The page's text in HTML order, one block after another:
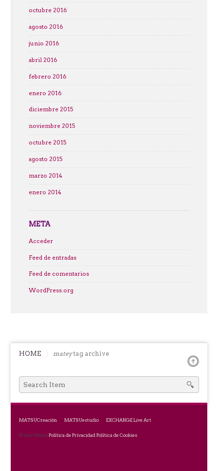
octubre 2016
agosto 2016
junio 2016
abril 2016
febrero 2016
enero 2016
diciembre 2015
noviembre 2015
octubre 2015
agosto 2015
marzo 2014
enero 2014
META
Acceder
Feed de entradas
Feed de comentarios
WordPress.org
HOME mateytag archive
SEARCH
FOR:
MATSUCreación MATSUestudio EXCHANGE Live Art
© Ana MateyPolítica de Privacidad Política de Cookies